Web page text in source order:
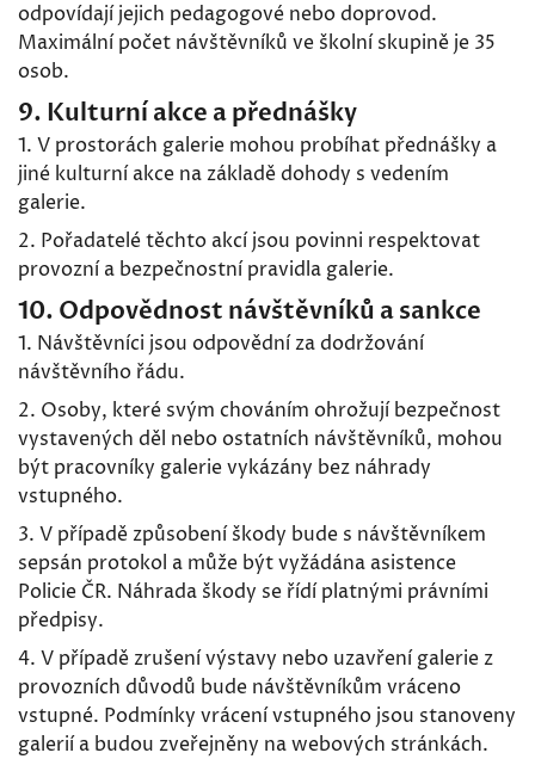
odpovídají jejich pedagogové nebo doprovod.
Maximální počet návštěvníků ve školní skupině je 35
osob.
9. Kulturní akce a přednášky
1. V prostorách galerie mohou probíhat přednášky a
jiné kulturní akce na základě dohody s vedením
galerie.
2. Pořadatelé těchto akcí jsou povinni respektovat
provozní a bezpečnostní pravidla galerie.
10. Odpovědnost návštěvníků a sankce
1. Návštěvníci jsou odpovědní za dodržování
návštěvního řádu.
2. Osoby, které svým chováním ohrožují bezpečnost
vystavených děl nebo ostatních návštěvníků, mohou
být pracovníky galerie vykázány bez náhrady
vstupného.
3. V případě způsobení škody bude s návštěvníkem
sepsán protokol a může být vyžádána asistence
Policie ČR. Náhrada škody se řídí platnými právními
předpisy.
4. V případě zrušení výstavy nebo uzavření galerie z
provozních důvodů bude návštěvníkům vráceno
vstupné. Podmínky vrácení vstupného jsou stanoveny
galerií a budou zveřejněny na webových stránkách.